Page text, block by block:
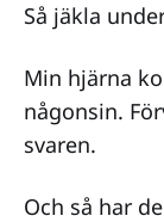
Så jäkla
Min hjärna
någonsin.
svaren.
Och så har